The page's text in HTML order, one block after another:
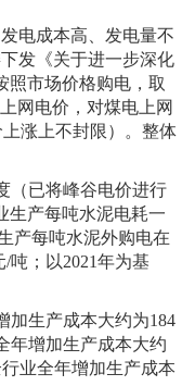
电成本高、发电量不
发《关于进一步深化
照市场价格购电，取
网电价，对煤电上网
涨上不封限）。整体
（已将峰谷电价进行
生产每吨水泥电耗一
产每吨水泥外购电在
吨；以2021年为基
加生产成本大约为184
年增加生产成本大约
业全年增加生产成本